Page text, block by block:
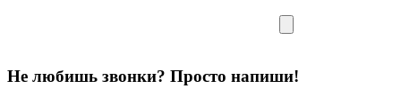
Не любишь звонки? Просто напиши!